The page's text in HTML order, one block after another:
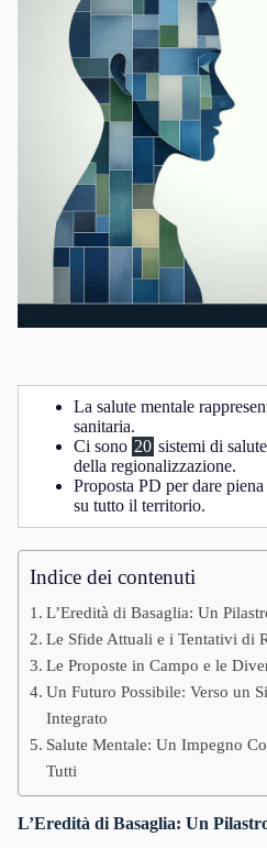
La salute mentale
sanitaria.
Ci sono 20 sistemi di
della regionalizzazione.
Proposta PD per dare
su tutto il territorio.
Indice dei contenuti
L’Eredità di Basaglia: Un
Le Sfide Attuali e i Tentativi di
Le Proposte in Campo e le
Un Futuro Possibile: Verso un
Integrato
Salute Mentale: Un Impegno
Tutti
L’Eredità di Basaglia: Un